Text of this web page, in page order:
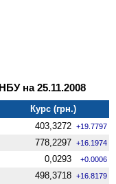
на 25.11.2008
Курс (грн.)
403,3272 +19.7797
778,2297 +16.1974
0,0293 +0.0006
498,3718 +16.8179